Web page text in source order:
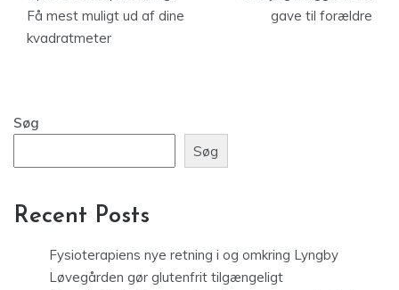
Få mest muligt ud af dine
kvadratmeter
gave til forældre
Søg
Søg
Recent Posts
Fysioterapiens nye retning i og omkring Lyngby
Løvegården gør glutenfrit tilgængeligt